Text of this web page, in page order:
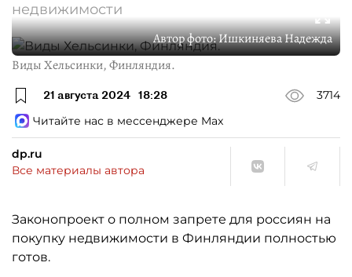
недвижимости
Автор фото:Ишкиняева Надежда
Виды Хельсинки, Финляндия.
21 августа 2024 18:28
3714
Читайте нас в мессенджере Max
dp.ru
Все материалы автора
Законопроект о полном запрете для россиян на
покупку недвижимости в Финляндии полностью
готов.